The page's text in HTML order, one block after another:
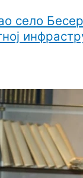
село